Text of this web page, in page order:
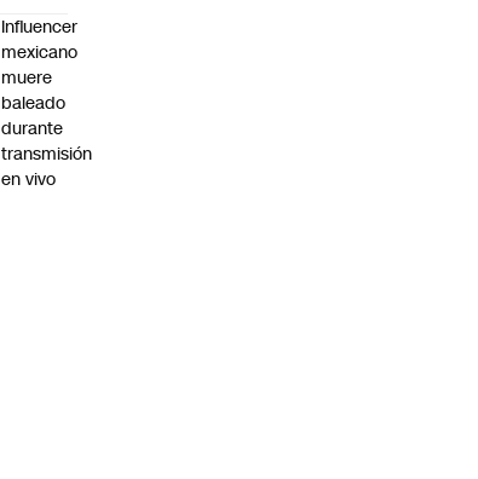
Influencer
mexicano
muere
baleado
durante
transmisión
en vivo